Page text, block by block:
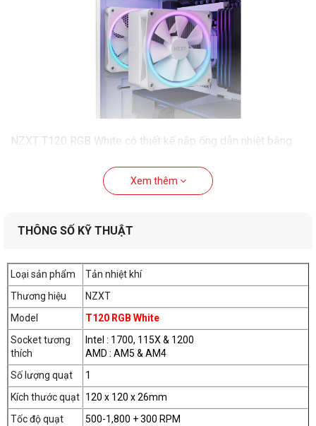
NZXT T120 RGB White có thiết kế nắp ống dẫn nhiệt bằng
cáp. Kết hợp cùng hệ thống chiếu sáng LED RGB 4 zone độc
quyền có thể tùy chỉnh qua phần mềm Cam, giúp bộ máy chơi
Xem thêm
THÔNG SỐ KỸ THUẬT
Loại sản phẩm
Tản nhiệt khí
Thương hiệu
NZXT
Model
T120 RGB White
Socket tương
thích
Intel : 1700, 115X & 1200
AMD : AM5 & AM4
Số lượng quạt
1
Kích thước quạt 120 x 120 x 26mm
Tốc độ quạt
500-1,800 + 300 RPM